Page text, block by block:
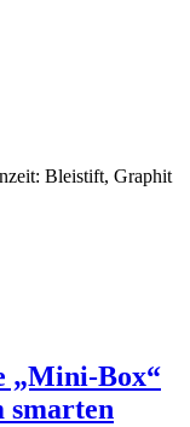
Bleistift, Graphit
„Mini-Box“
smarten